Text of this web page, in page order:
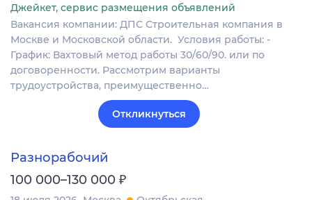
Джейкет, сервис размещения объявлений
Вакансия компании: ДПС Строительная компания в
Москве и Московской области. Условия работы: -
График: Вахтовый метод работы 30/60/90. или по
договоренности. Рассмотрим варианты
трудоустройства, преимущественно…
Откликнуться
Разнорабочий
100 000–130 000 ₽